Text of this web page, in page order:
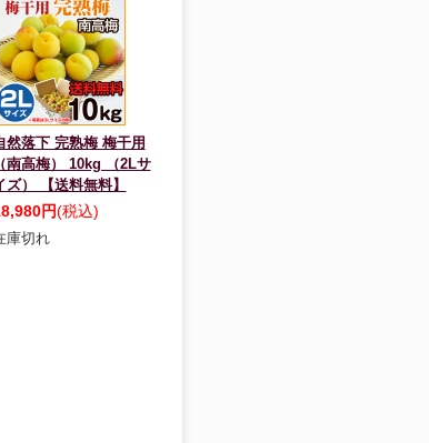
然落下 完熟梅 梅干用
（南高梅） 10kg （2Lサ
ズ） 【送料無料】
円(税込)
庫切れ